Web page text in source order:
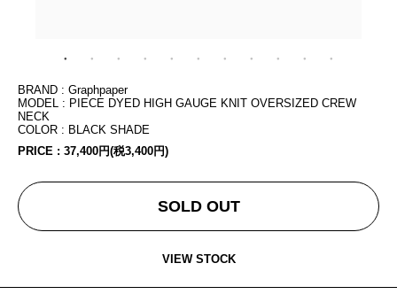
BRAND : Graphpaper
MODEL : PIECE DYED HIGH GAUGE KNIT OVERSIZED CREW
NECK
COLOR : BLACK SHADE
PRICE : 37,400円(税3,400円)
SOLD OUT
VIEW STOCK